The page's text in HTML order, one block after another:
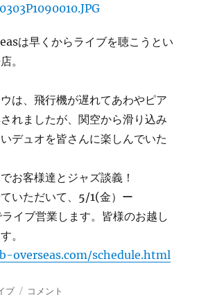
36
年
ー
ル
ン
ィ
ク
LIVE
は早くからライブを聴こうとい
。
は、飛行機が遅れてあわやピア
れましたが、関空から滑り込み
デュオを皆さんに楽しんでいた
お客様達とジャズ談義！
いただいて、5/1(金）ー
イブ営業します。皆様のお越し
。
overseas.com/schedule.html
ブ
4/28(火)
コメント